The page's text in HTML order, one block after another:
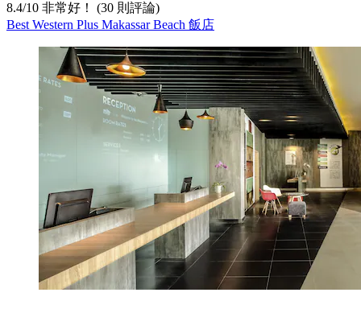
8.4/10 非常好！ (30 則評論)
Best Western Plus Makassar Beach 飯店